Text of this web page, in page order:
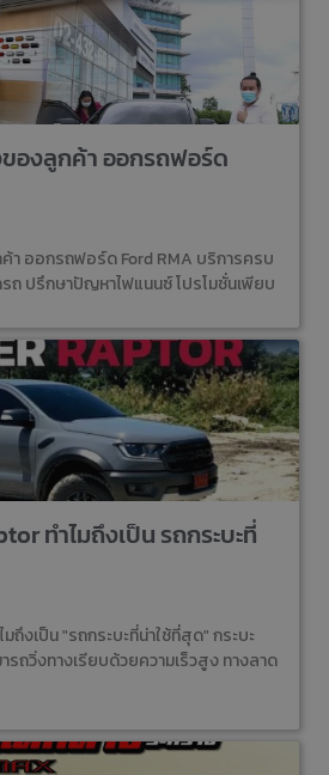
ของลูกค้า ออกรถฟอร์ด
า ออกรถฟอร์ด Ford RMA บริการครบ
ถ ปรึกษาปัญหาไฟแนนซ์ โปรโมชั่นเพียบ
ทำไมถึงเป็น รถกระบะที่
ถึงเป็น "รถกระบะที่น่าใช้ที่สุด" กระบะ
ถวิ่งทางเรียบด้วยความเร็วสูง ทางลาด